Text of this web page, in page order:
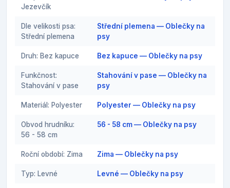
Jezevčík
Dle velikosti psa:
Střední plemena
Střední plemena — Oblečky na
psy
Druh: Bez kapuce Bez kapuce — Oblečky na psy
Funkčnost:
Stahování v pase
Stahování v pase — Oblečky na
psy
Materiál: Polyester Polyester — Oblečky na psy
Obvod hrudníku:
56 - 58 cm
56 - 58 cm — Oblečky na psy
Roční období: Zima Zima — Oblečky na psy
Typ: Levné Levné — Oblečky na psy